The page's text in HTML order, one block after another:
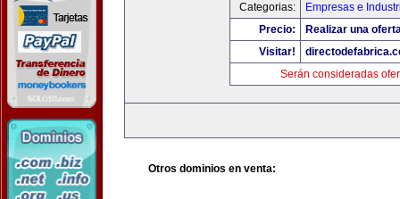
Categorias:
Empresas e
Precio:
Realizar una
Visitar!
Serán consideradas
Otros dominios en venta: